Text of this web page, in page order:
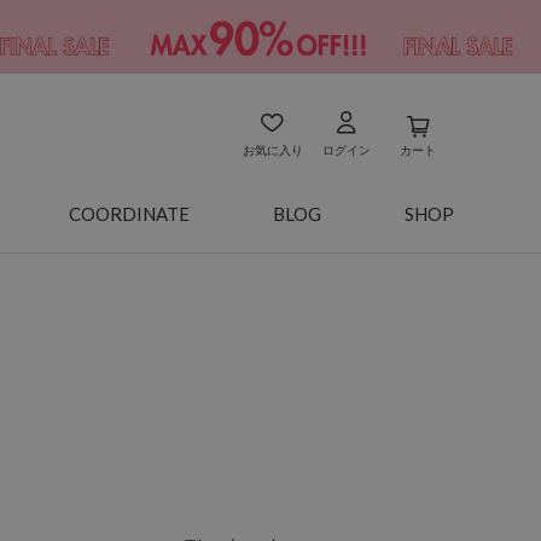
お気に入り ログイン カート
COORDINATE BLOG SHOP